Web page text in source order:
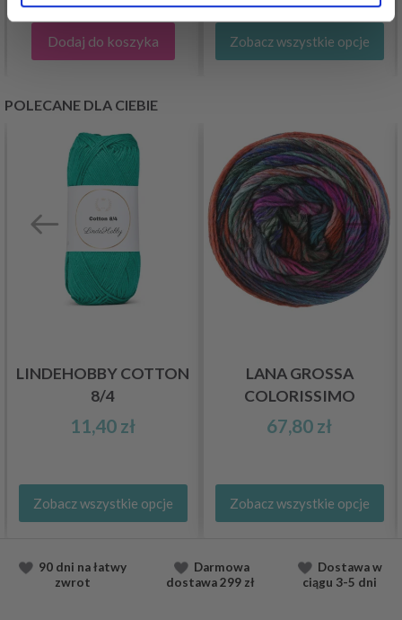
Dodaj do koszyka Zobacz wszystkie opcje
POLECANE DLA CIEBIE
LINDEHOBBY COTTON
8/4
11,40 zł
Zobacz wszystkie opcje
LANA GROSSA
COLORISSIMO
67,80 zł
Zobacz wszystkie opcje
90 dni na łatwy
zwrot
Darmowa
dostawa299 zł
Dostawaw
ciągu 3-5 dni